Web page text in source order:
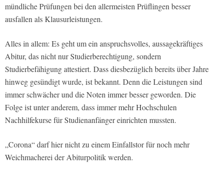
mündliche Prüfungen bei den allermeisten Prüflingen besser
ausfallen als Klausurleistungen.
Alles in allem: Es geht um ein anspruchsvolles, aussagekräftiges
Abitur, das nicht nur Studierberechtigung, sondern
Studierbefähigung attestiert. Dass diesbezüglich bereits über Jahre
hinweg gesündigt wurde, ist bekannt. Denn die Leistungen sind
immer schwächer und die Noten immer besser geworden. Die
Folge ist unter anderem, dass immer mehr Hochschulen
Nachhilfekurse für Studienanfänger einrichten mussten.
„Corona“ darf hier nicht zu einem Einfallstor für noch mehr
Weichmacherei der Abiturpolitik werden.